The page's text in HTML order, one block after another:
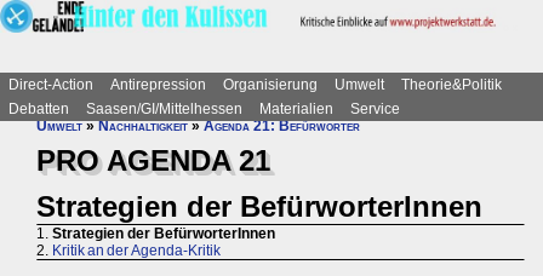
Direct-Action Antirepression Organisierung Umwelt
Theorie&Politik
Debatten
Saasen/GI/Mittelhessen Materialien
Service
Umwelt»Nachhaltigkeit»Agenda 21: Befürworter
PRO AGENDA 21
Strategien der BefürworterInnen
1. Strategien der BefürworterInnen
2. Kritik an der Agenda-Kritik